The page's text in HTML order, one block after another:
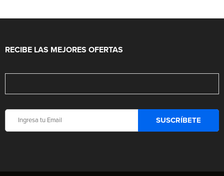
RECIBE LAS MEJORES OFERTAS